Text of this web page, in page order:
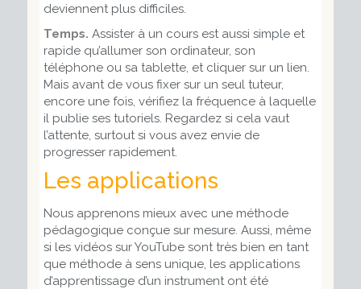
deviennent plus difficiles.
Temps. Assister à un cours est aussi simple et
rapide qu’allumer son ordinateur, son
téléphone ou sa tablette, et cliquer sur un lien.
Mais avant de vous fixer sur un seul tuteur,
encore une fois, vérifiez la fréquence à laquelle
il publie ses tutoriels. Regardez si cela vaut
l’attente, surtout si vous avez envie de
progresser rapidement.
Les applications
Nous apprenons mieux avec une méthode
pédagogique conçue sur mesure. Aussi, même
si les vidéos sur YouTube sont très bien en tant
que méthode à sens unique, les applications
d’apprentissage d’un instrument ont été